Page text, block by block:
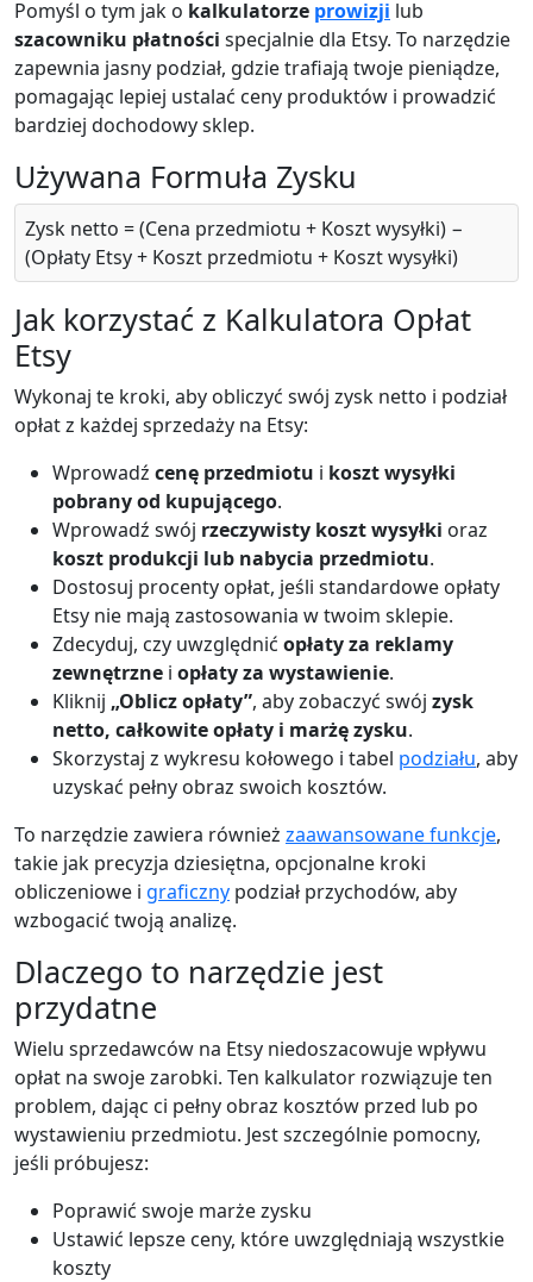
Pomyśl o tym jak o kalkulatorze prowizji lub
szacowniku płatności specjalnie dla Etsy. To narzędzie
zapewnia jasny podział, gdzie trafiają twoje pieniądze,
pomagając lepiej ustalać ceny produktów i prowadzić
bardziej dochodowy sklep.
Używana Formuła Zysku
Zysk netto = (Cena przedmiotu + Koszt wysyłki) −
(Opłaty Etsy + Koszt przedmiotu + Koszt wysyłki)
Jak korzystać z Kalkulatora Opłat
Etsy
Wykonaj te kroki, aby obliczyć swój zysk netto i podział
opłat z każdej sprzedaży na Etsy:
Wprowadź cenę przedmiotu i koszt wysyłki
pobrany od kupującego.
Wprowadź swój rzeczywisty koszt wysyłki oraz
koszt produkcji lub nabycia przedmiotu.
Dostosuj procenty opłat, jeśli standardowe opłaty
Etsy nie mają zastosowania w twoim sklepie.
Zdecyduj, czy uwzględnić opłaty za reklamy
zewnętrzne i opłaty za wystawienie.
Kliknij „Oblicz opłaty”, aby zobaczyć swój zysk
netto, całkowite opłaty i marżę zysku.
Skorzystaj z wykresu kołowego i tabel podziału, aby
uzyskać pełny obraz swoich kosztów.
To narzędzie zawiera również zaawansowane funkcje,
takie jak precyzja dziesiętna, opcjonalne kroki
obliczeniowe i graficzny podział przychodów, aby
wzbogacić twoją analizę.
Dlaczego to narzędzie jest
przydatne
Wielu sprzedawców na Etsy niedoszacowuje wpływu
opłat na swoje zarobki. Ten kalkulator rozwiązuje ten
problem, dając ci pełny obraz kosztów przed lub po
wystawieniu przedmiotu. Jest szczególnie pomocny,
jeśli próbujesz:
Poprawić swoje marże zysku
Ustawić lepsze ceny, które uwzględniają wszystkie
koszty